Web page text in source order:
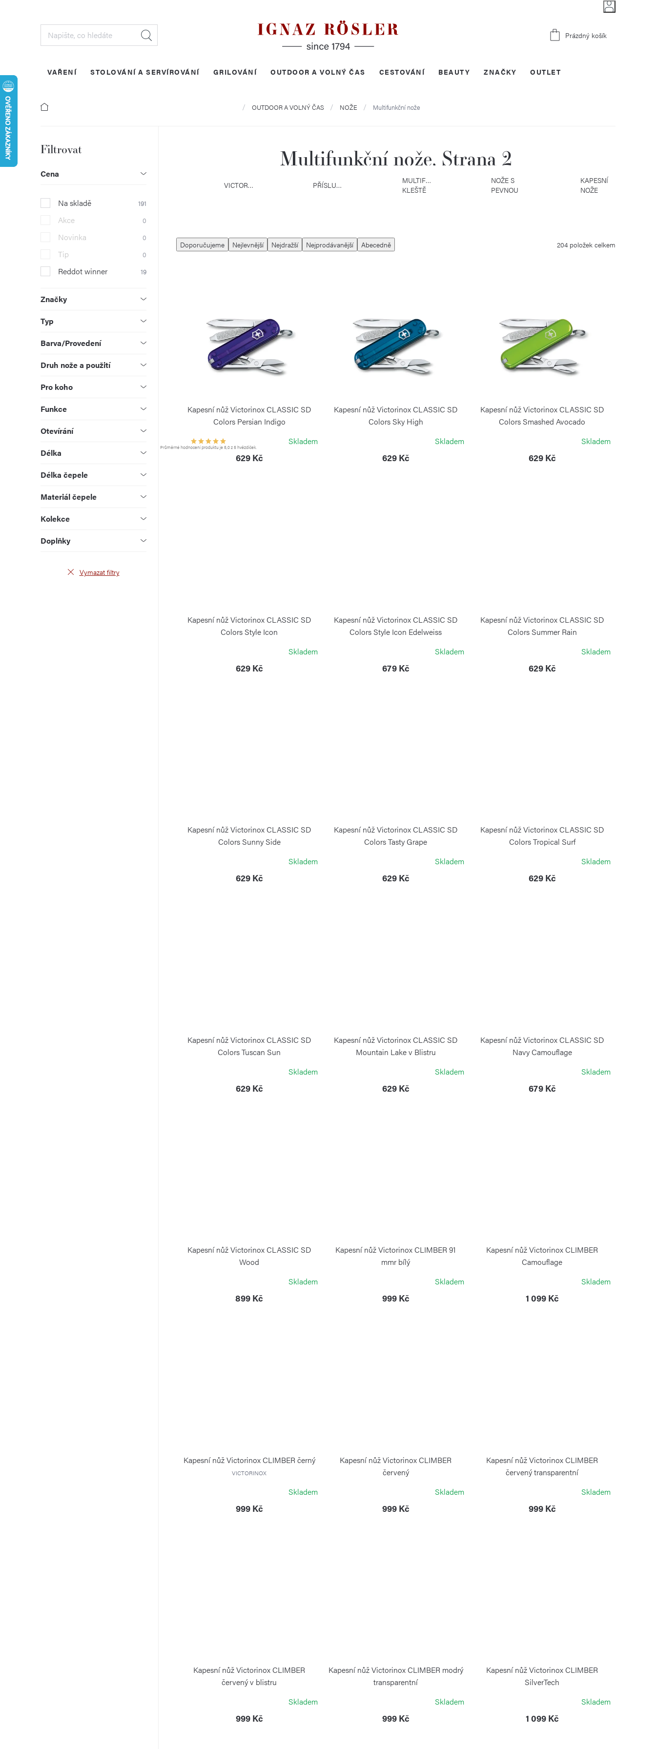
Nákupní
Prázdný košík
VAŘENÍ STOLOVÁNÍ A SERVÍROVÁNÍ GRILOVÁNÍ OUTDOOR A VOLNÝ ČAS CESTOVÁNÍ BEAUTY OUTLET
ZNAČKY
DomůOUTDOOR A VOLNÝ ČAS NOŽE Multifunkční nože
P
o
s
t
n
n
í
p
a
l
Cena
Na skladě 191
Akce 0
Novinka 0
Tip 0
Reddot winner 19
Značky
Typ
Barva/Provedení
Druh nože a použití
Pro koho
Funkce
Otevírání
Délka
Délka čepele
Materiál čepele
Kolekce
Doplňky
Vymazat filtry
Multifunkční nože, Strana 2
VICTORINOX PŘÍSLUŠENSTVÍ
MULTIFUNKČNÍ
KLEŠTĚ
NOŽE S
PEVNOU
KAPESNÍ
NOŽE
Ř
u
Doporučujeme Nejlevnější Nejdražší Nejprodávanější Abecedně 204 položek celkem
d
Kapesní nůž Victorinox CLASSIC SD
Colors Persian Indigo
Průměrné hodnocení produktu je 5,0 z 5 hvězdiček.
Skladem
629 Kč
Kapesní nůž Victorinox CLASSIC SD
Colors Sky High
Skladem
629 Kč
Kapesní nůž Victorinox CLASSIC SD
Colors Smashed Avocado
Skladem
629 Kč
Kapesní nůž Victorinox CLASSIC SD
Colors Style Icon
Skladem
629 Kč
Kapesní nůž Victorinox CLASSIC SD
Colors Style Icon Edelweiss
Skladem
679 Kč
Kapesní nůž Victorinox CLASSIC SD
Colors Summer Rain
Skladem
629 Kč
Kapesní nůž Victorinox CLASSIC SD
Colors Sunny Side
Skladem
629 Kč
Kapesní nůž Victorinox CLASSIC SD
Colors Tasty Grape
Skladem
629 Kč
Kapesní nůž Victorinox CLASSIC SD
Colors Tropical Surf
Skladem
629 Kč
Kapesní nůž Victorinox CLASSIC SD
Colors Tuscan Sun
Skladem
629 Kč
Kapesní nůž Victorinox CLASSIC SD
Mountain Lake v Blistru
Skladem
629 Kč
Kapesní nůž Victorinox CLASSIC SD
Navy Camouflage
Skladem
679 Kč
Kapesní nůž Victorinox CLASSIC SD
Wood
Skladem
899 Kč
Kapesní nůž Victorinox CLIMBER 91
mmr bílý
Skladem
999 Kč
Kapesní nůž Victorinox CLIMBER
Camouflage
Skladem
1 099 Kč
Kapesní nůž Victorinox CLIMBER černý
VICTORINOX
Skladem
999 Kč
Kapesní nůž Victorinox CLIMBER
červený
Skladem
999 Kč
Kapesní nůž Victorinox CLIMBER
červený transparentní
Skladem
999 Kč
Kapesní nůž Victorinox CLIMBER
červený v blistru
Skladem
999 Kč
Kapesní nůž Victorinox CLIMBER modrý
transparentní
Skladem
999 Kč
Kapesní nůž Victorinox CLIMBER
SilverTech
Skladem
1 099 Kč